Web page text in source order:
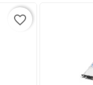
favorite_border